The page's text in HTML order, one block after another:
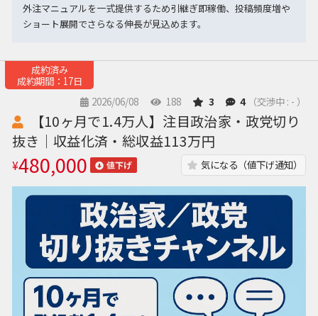
外注マニュアルを一式提供するため引継ぎ即稼働、投稿頻度増や
ショート展開でさらなる伸長が見込めます。
成約済み
成約期間：17日
2026/06/08
188 3 4 （交渉中 : - ）
【10ヶ月で1.4万人】注目政治家・政党切り
抜き｜収益化済・総収益113万円
¥480,000 値下げ 気になる（値下げ通知）